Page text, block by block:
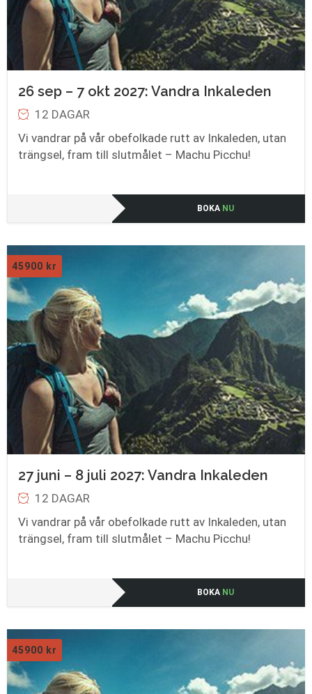
26 sep – 7 okt 2027: Vandra Inkaleden
12 DAGAR
Vi vandrar på vår obefolkade rutt av Inkaleden, utan
trängsel, fram till slutmålet – Machu Picchu!
BOKA NU
45900 kr
27 juni – 8 juli 2027: Vandra Inkaleden
12 DAGAR
Vi vandrar på vår obefolkade rutt av Inkaleden, utan
trängsel, fram till slutmålet – Machu Picchu!
BOKA NU
45900 kr